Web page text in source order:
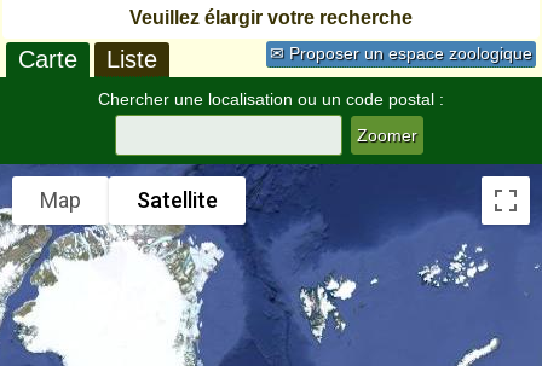
Veuillez élargir votre recherche
✉ Proposer un espace zoologique
Carte Liste
Chercher une localisation ou un code postal :
Map Satellite